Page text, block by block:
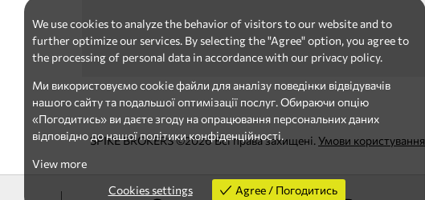
SPIKE BROKERS ©2026 Всі права захищені. Умови користування
We use cookies to analyze the behavior of visitors to our website and to
further optimize our services. By selecting the "Agree" option, you agree to
the processing of personal data in accordance with our privacy policy.
Ми використовуємо cookie файли для аналізу поведінки відвідувачів
нашого сайту та подальшої оптимізації послуг. Обираючи опцію
«Погодитись» ви даєте згоду на опрацювання персональних даних
відповідно до нашої політики конфіденційності.
View more
Cookies settings
Agree / Погодитись